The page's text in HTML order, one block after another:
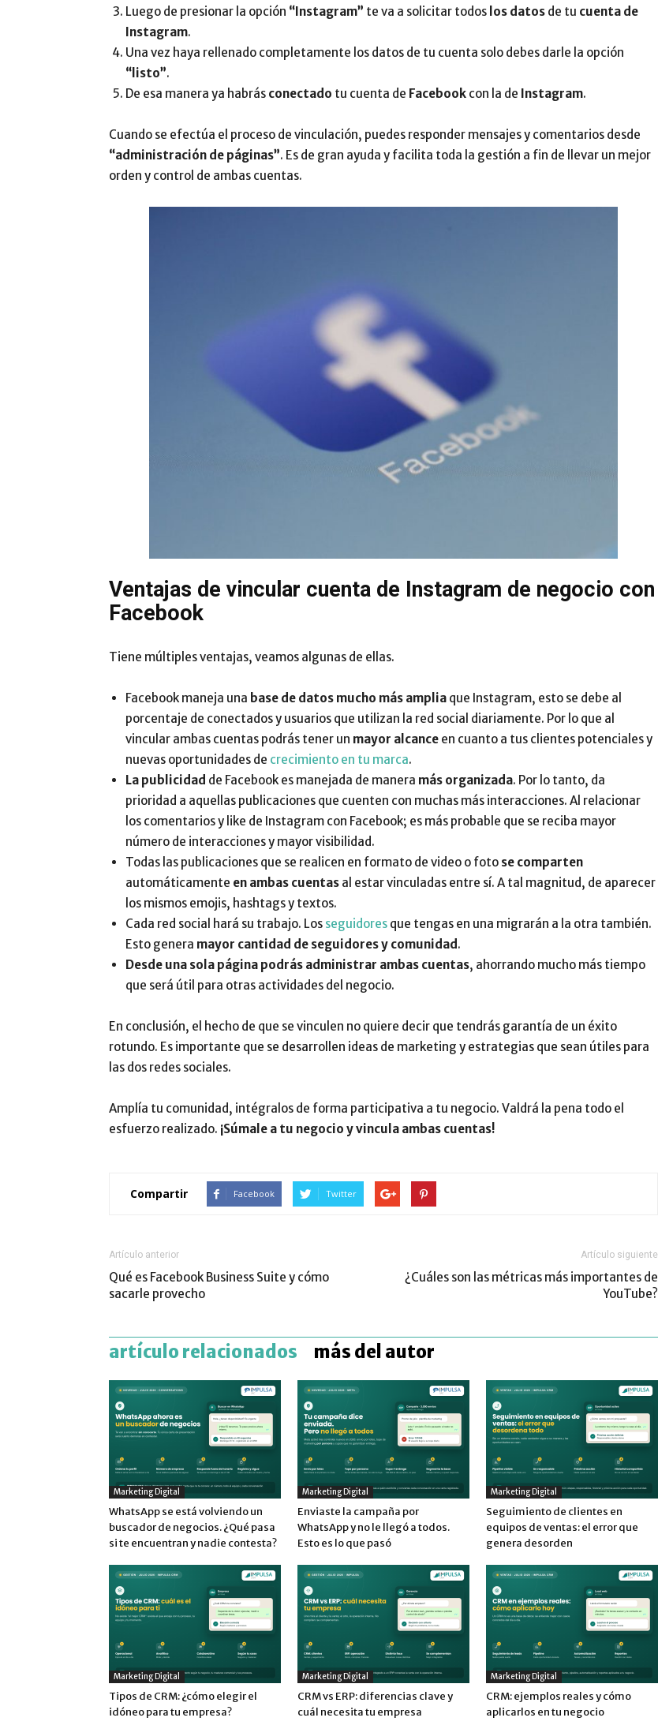
Luego de presionar la opción “Instagram” te va a solicitar todos los datos de tu cuenta de
Instagram.
Una vez haya rellenado completamente los datos de tu cuenta solo debes darle la opción
“listo”.
De esa manera ya habrás conectado tu cuenta de Facebook con la de Instagram.
Cuando se efectúa el proceso de vinculación, puedes responder mensajes y comentarios desde
“administración de páginas”. Es de gran ayuda y facilita toda la gestión a fin de llevar un mejor
orden y control de ambas cuentas.
Ventajas de vincular cuenta de Instagram de negocio con
Facebook
Tiene múltiples ventajas, veamos algunas de ellas.
Facebook maneja una base de datos mucho más amplia que Instagram, esto se debe al
porcentaje de conectados y usuarios que utilizan la red social diariamente. Por lo que al
vincular ambas cuentas podrás tener un mayor alcance en cuanto a tus clientes potenciales y
nuevas oportunidades de crecimiento en tu marca.
La publicidad de Facebook es manejada de manera más organizada. Por lo tanto, da
prioridad a aquellas publicaciones que cuenten con muchas más interacciones. Al relacionar
los comentarios y like de Instagram con Facebook; es más probable que se reciba mayor
número de interacciones y mayor visibilidad.
Todas las publicaciones que se realicen en formato de video o foto se comparten
automáticamente en ambas cuentas al estar vinculadas entre sí. A tal magnitud, de aparecer
los mismos emojis, hashtags y textos.
Cada red social hará su trabajo. Los seguidores que tengas en una migrarán a la otra también.
Esto genera mayor cantidad de seguidores y comunidad .
Desde una sola página podrás administrar ambas cuentas, ahorrando mucho más tiempo
que será útil para otras actividades del negocio.
En conclusión, el hecho de que se vinculen no quiere decir que tendrás garantía de un éxito
rotundo. Es importante que se desarrollen ideas de marketing y estrategias que sean útiles para
las dos redes sociales.
Amplía tu comunidad, intégralos de forma participativa a tu negocio. Valdrá la pena todo el
esfuerzo realizado. ¡Súmale a tu negocio y vincula ambas cuentas!
Compartir Facebook Twitter
Artículo anterior
Qué es Facebook Business Suite y cómo
sacarle provecho
Artículo siguiente
¿Cuáles son las métricas más importantes de
YouTube?
artículo relacionados más del autor
Marketing Digital
WhatsApp se está volviendo un
buscador de negocios. ¿Qué pasa
si te encuentran y nadie contesta?
Marketing Digital
Enviaste la campaña por
WhatsApp y no le llegó a todos.
Esto es lo que pasó
Marketing Digital
Seguimiento de clientes en
equipos de ventas: el error que
genera desorden
Marketing Digital
Tipos de CRM: ¿cómo elegir el
idóneo para tu empresa?
Marketing Digital
CRM vs ERP: diferencias clave y
cuál necesita tu empresa
Marketing Digital
CRM: ejemplos reales y cómo
aplicarlos en tu negocio